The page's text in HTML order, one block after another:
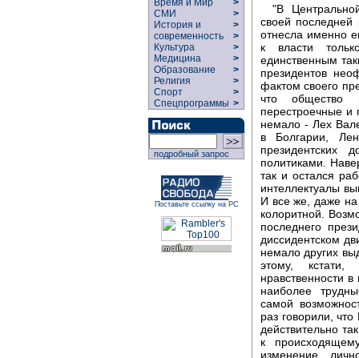
Время и Мир
>
СМИ
>
История и
современность
>
>
Культура
>
Медицина
>
Образование
>
Религия
>
Спорт
>
Спецпрограммы >
подробный запрос
Поставьте ссылку на РС
"В
своей
отнесла именно
к власти
единственным
президентов
фактом своего
что общество
перестроечные
немало - Лех
в Болгарии,
президентских
политиками.
так и остался
интеллектуалы
И все же, даже
колоритной.
последнего
диссидентском
немало других
этому,
нравственности
наиболее
самой
раз говорили,
действительно
к
изменение